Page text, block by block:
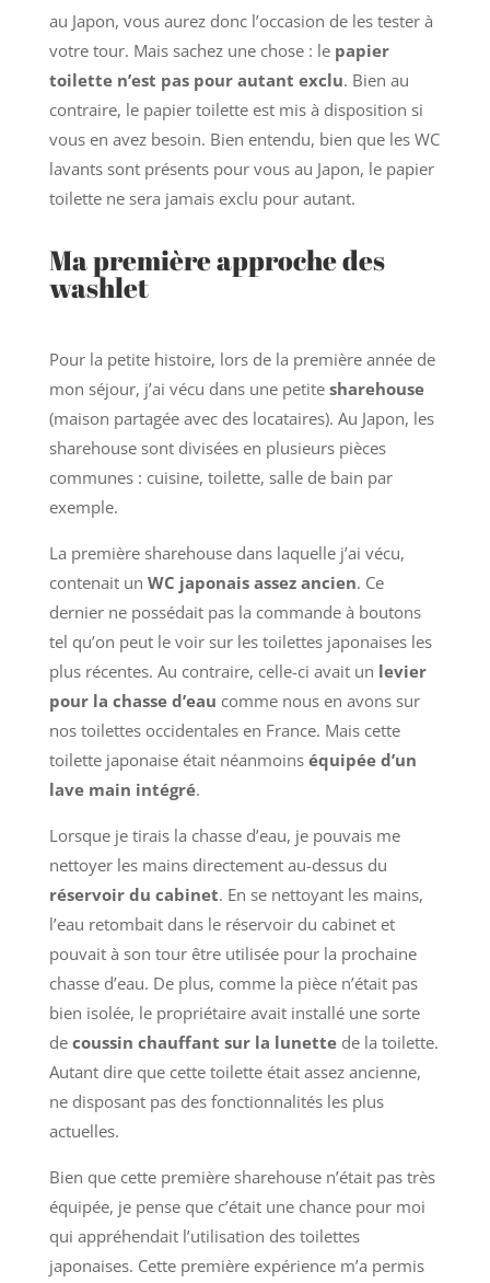
au Japon, vous aurez donc l’occasion de les tester à
votre tour. Mais sachez une chose : le papier
toilette n’est pas pour autant exclu. Bien au
contraire, le papier toilette est mis à disposition si
vous en avez besoin. Bien entendu, bien que les WC
lavants sont présents pour vous au Japon, le papier
toilette ne sera jamais exclu pour autant.
Ma première approche des
washlet
Pour la petite histoire, lors de la première année de
mon séjour, j’ai vécu dans une petite sharehouse
(maison partagée avec des locataires). Au Japon, les
sharehouse sont divisées en plusieurs pièces
communes : cuisine, toilette, salle de bain par
exemple.
La première sharehouse dans laquelle j’ai vécu,
contenait un WC japonais assez ancien. Ce
dernier ne possédait pas la commande à boutons
tel qu’on peut le voir sur les toilettes japonaises les
plus récentes. Au contraire, celle-ci avait un levier
pour la chasse d’eau comme nous en avons sur
nos toilettes occidentales en France. Mais cette
toilette japonaise était néanmoins équipée d’un
lave main intégré.
Lorsque je tirais la chasse d’eau, je pouvais me
nettoyer les mains directement au-dessus du
réservoir du cabinet. En se nettoyant les mains,
l’eau retombait dans le réservoir du cabinet et
pouvait à son tour être utilisée pour la prochaine
chasse d’eau. De plus, comme la pièce n’était pas
bien isolée, le propriétaire avait installé une sorte
de coussin chauffant sur la lunettede la toilette.
Autant dire que cette toilette était assez ancienne,
ne disposant pas des fonctionnalités les plus
actuelles.
Bien que cette première sharehouse n’était pas très
équipée, je pense que c’était une chance pour moi
qui appréhendait l’utilisation des toilettes
japonaises. Cette première expérience m’a permis